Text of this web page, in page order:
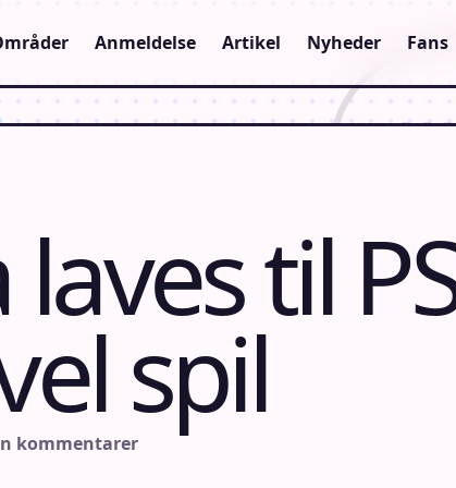
Anmeldelse Artikel Nyheder Fans
til
spil
kommentarer